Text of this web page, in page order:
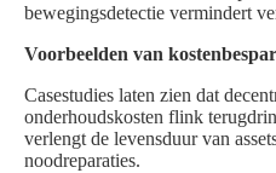
bewegingsdetectie vermindert
Voorbeelden van
Casestudies laten zien dat
onderhoudskosten flink
verlengt de levensduur van
noodreparaties.